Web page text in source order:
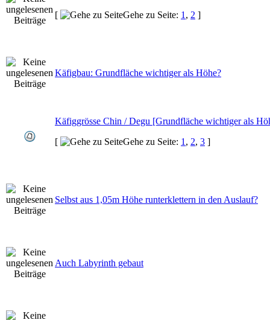
[
Gehe zu Seite: 1 , 2 ]
Käfigbau: Grundfläche wichtiger als Höhe?
Käfiggrösse Chin / Degu [Grundfläche wichtiger als
[
Gehe zu Seite: 1 , 2, 3 ]
Selbst aus 1,05m Höhe runterklettern in den Auslauf?
Auch Labyrinth gebaut